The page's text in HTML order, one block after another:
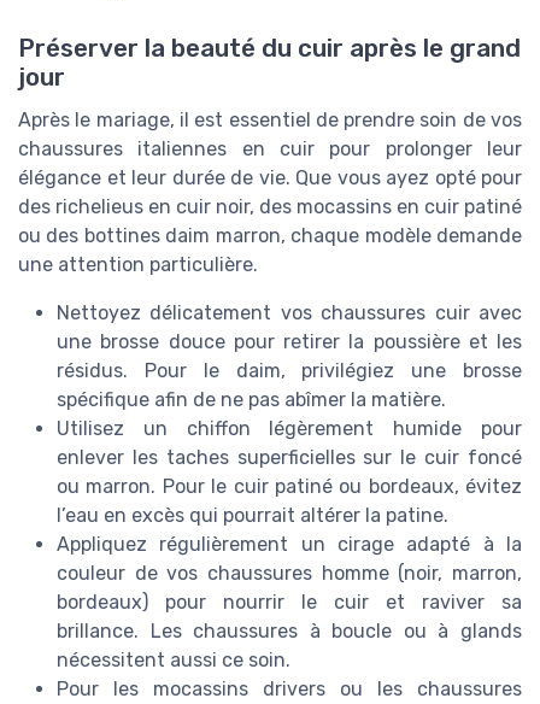
Préserver la beauté du cuir après le grand
jour
Après le mariage, il est essentiel de prendre soin de vos
chaussures italiennes en cuir pour prolonger leur
élégance et leur durée de vie. Que vous ayez opté pour
des richelieus en cuir noir, des mocassins en cuir patiné
ou des bottines daim marron, chaque modèle demande
une attention particulière.
Nettoyez délicatement vos chaussures cuir avec
une brosse douce pour retirer la poussière et les
résidus. Pour le daim, privilégiez une brosse
spécifique afin de ne pas abîmer la matière.
Utilisez un chiffon légèrement humide pour
enlever les taches superficielles sur le cuir foncé
ou marron. Pour le cuir patiné ou bordeaux, évitez
l’eau en excès qui pourrait altérer la patine.
Appliquez régulièrement un cirage adapté à la
couleur de vos chaussures homme (noir, marron,
bordeaux) pour nourrir le cuir et raviver sa
brillance. Les chaussures à boucle ou à glands
nécessitent aussi ce soin.
Pour les mocassins drivers ou les chaussures